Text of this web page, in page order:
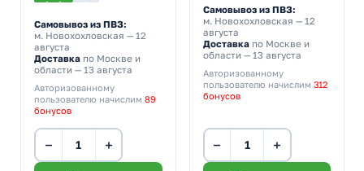
Самовывоз из ПВЗ:
м. Новохохловская — 12
августа
Доставка по Москве и
области — 13 августа
Авторизованному
пользователю начислим 89
бонусов
− +
Самовывоз из ПВЗ:
м. Новохохловская — 12
августа
Доставкапо Москве и
области — 13 августа
Авторизованному
пользователю начислим 312
бонусов
− +